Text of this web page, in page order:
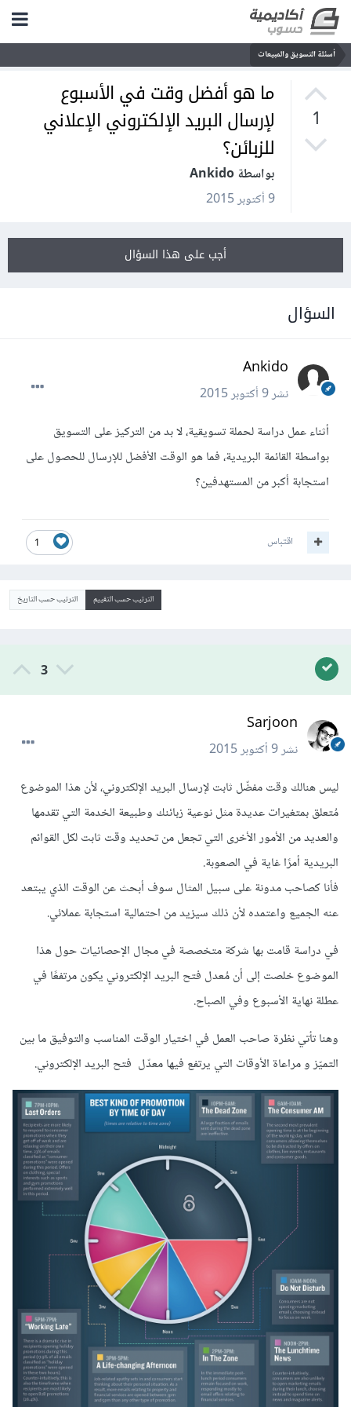
أسئلة التسويق والمبيعات
1
ما هو أفضل وقت في الأسبوع
لإرسال البريد الإلكتروني الإعلاني
للزبائن؟
بواسطة Ankido
9 أكتوبر 2015
أجب على هذا السؤال
السؤال
Ankido
نشر9 أكتوبر 2015
أثناء عمل دراسة لحملة تسويقية، لا بد من التركيز على التسويق
بواسطة القائمة البريدية، فما هو الوقت الأفضل للإرسال للحصول على
استجابة أكبر من المستهدفين؟
1 اقتباس
الترتيب حسب التقييم الترتيب حسب التاريخ
3
Sarjoon
نشر9 أكتوبر 2015
ليس هنالك وقت مفضّل ثابت لإرسال البريد الإلكتروني، لأن هذا الموضوع
مُتعلق بمتغيرات عديدة مثل نوعية زبائنك وطبيعة الخدمة التي تقدمها
والعديد من الأمور الأخرى التي تجعل من تحديد وقت ثابت لكل القوائم
البريدية أمرًا غاية في الصعوبة.
فأنا كصاحب مدونة على سبيل المثال سوف أبحث عن الوقت الذي يبتعد
عنه الجميع واعتمده لأن ذلك سيزيد من احتمالية استجابة عملائي.
في دراسة قامت بها شركة متخصصة في مجال الإحصائيات حول هذا
الموضوع خلصت إلى أن مُعدل فتح البريد الإلكتروني يكون مرتفعًا في
عطلة نهاية الأسبوع وفي الصباح.
وهنا تأتي نظرة صاحب العمل في اختيار الوقت المناسب والتوفيق ما بين
التميّز و مراعاة الأوقات التي يرتفع فيها معدّل فتح البريد الإلكتروني.